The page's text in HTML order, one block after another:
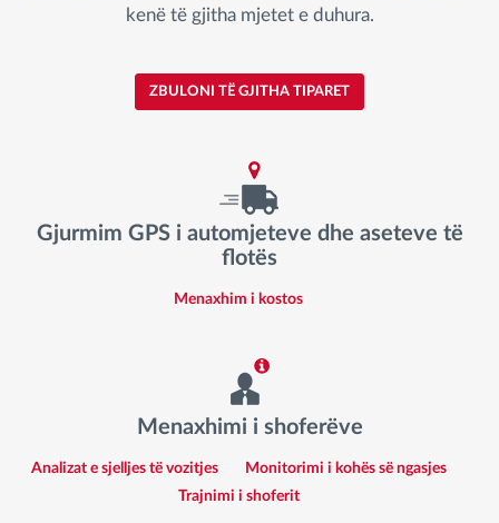
kenë të gjitha mjetet e duhura.
ZBULONI TË GJITHA TIPARET
Gjurmim GPS i automjeteve dhe aseteve të
flotës
Menaxhim i kostos
Menaxhimi i shoferëve
Analizat e sjelljes të vozitjes
Monitorimi i kohës së ngasjes
Trajnimi i shoferit